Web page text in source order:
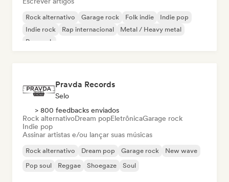
Rock alternativo Garage rock Folk indie
Indie pop
Indie rock
Rap internacional
Metal / Heavy metal
Pop rock
Pravda Records
Selo
> 800 feedbacks enviados
Rock alternativoDream popEletrônicaGarage rock
Indie pop
Assinar artistas e/ou lançar suas músicas
Rock alternativo Dream pop Garage rock
New wave
Pop soul
Reggae Shoegaze Soul